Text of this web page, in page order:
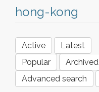
hong-kong
Active
Latest
Popular
Archived
Advanced search